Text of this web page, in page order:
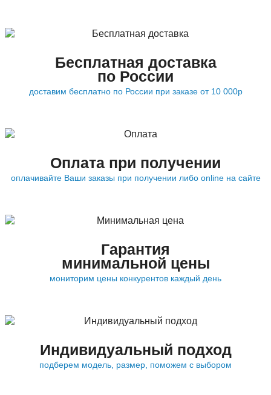
Бесплатная доставка
по России
доставим бесплатно по России при заказе от 10 000р
Оплата при получении
оплачивайте Ваши заказы при получении либо online на сайте
Гарантия
минимальной цены
мониторим цены конкурентов каждый день
Индивидуальный подход
подберем модель, размер, поможем с выбором